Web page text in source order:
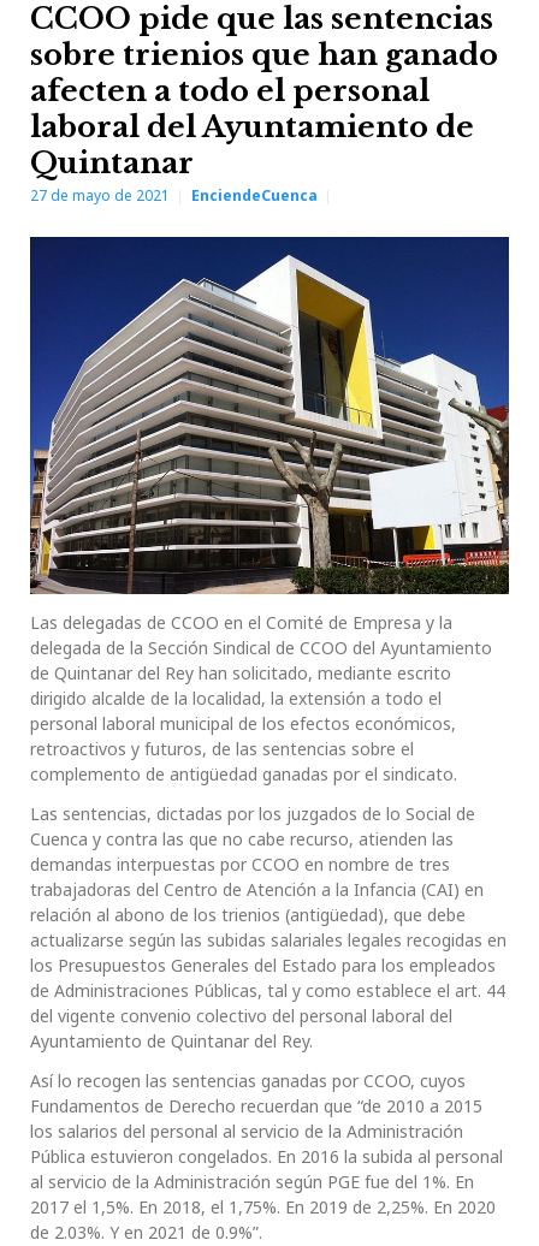
CCOO pide que las sentencias
sobre trienios que han ganado
afecten a todo el personal
laboral del Ayuntamiento de
Quintanar
27 de mayo de 2021 EnciendeCuenca
Las delegadas de CCOO en el Comité de Empresa y la
delegada de la Sección Sindical de CCOO del Ayuntamiento
de Quintanar del Rey han solicitado, mediante escrito
dirigido alcalde de la localidad, la extensión a todo el
personal laboral municipal de los efectos económicos,
retroactivos y futuros, de las sentencias sobre el
complemento de antigüedad ganadas por el sindicato.
Las sentencias, dictadas por los juzgados de lo Social de
Cuenca y contra las que no cabe recurso, atienden las
demandas interpuestas por CCOO en nombre de tres
trabajadoras del Centro de Atención a la Infancia (CAI) en
relación al abono de los trienios (antigüedad), que debe
actualizarse según las subidas salariales legales recogidas en
los Presupuestos Generales del Estado para los empleados
de Administraciones Públicas, tal y como establece el art. 44
del vigente convenio colectivo del personal laboral del
Ayuntamiento de Quintanar del Rey.
Así lo recogen las sentencias ganadas por CCOO, cuyos
Fundamentos de Derecho recuerdan que “de 2010 a 2015
los salarios del personal al servicio de la Administración
Pública estuvieron congelados. En 2016 la subida al personal
al servicio de la Administración según PGE fue del 1%. En
2017 el 1,5%. En 2018, el 1,75%. En 2019 de 2,25%. En 2020
de 2.03%. Y en 2021 de 0.9%”.